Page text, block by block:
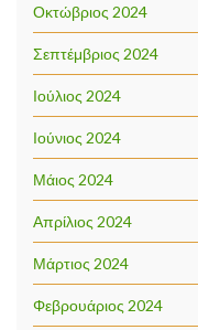
Οκτώβριος 2024
Σεπτέμβριος 2024
Ιούλιος 2024
Ιούνιος 2024
Μάιος 2024
Απρίλιος 2024
Μάρτιος 2024
Φεβρουάριος 2024